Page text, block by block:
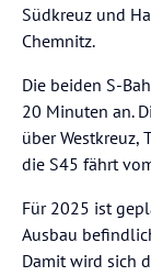
Südkreuz und
Chemnitz.
Die beiden S-
20 Minuten an.
über Westkreuz,
die S45 fährt
Für 2025 ist
Ausbau
Damit wird sich